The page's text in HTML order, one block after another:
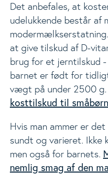
Det anbefales, at
udelukkende består af
at give tilskud af D-
brug for et jerntilskud
barnet er født for
vægt på under 2500 g.
kosttilskud til
Hvis man ammer er
sundt og varieret. Ikke
men også for barnets.
nemlig smag af den